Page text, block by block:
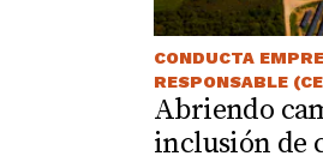
CONDUCTA
RESPONSABLE
Abriendo
inclusión de